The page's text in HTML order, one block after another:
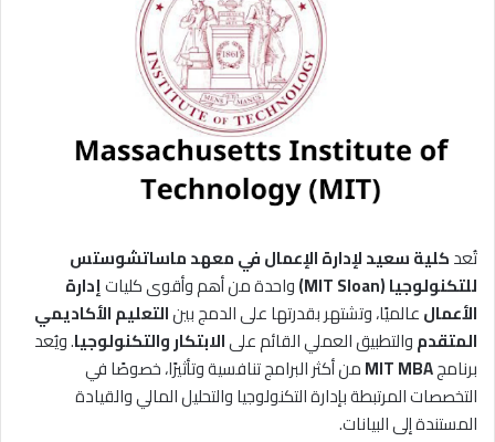
تُعدكلية سعيد لإدارة الإعمال في معهد ماساتشوستس
للتكنولوجيا (MIT Sloan)
واحدة من أهم وأقوى كلياتإدارة
الأعمالعالميًا، وتشتهر بقدرتها على الدمج بينالتعليم الأكاديمي
المتقدموالتطبيق العملي القائم علىالابتكار والتكنولوجيا. ويُعد
برنامجMIT MBAمن أكثر البرامج تنافسية وتأثيرًا، خصوصًا في
التخصصات المرتبطة بإدارة التكنولوجيا والتحليل المالي والقيادة
المستندة إلى البيانات.